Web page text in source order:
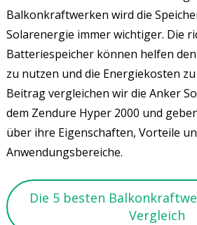
Balkonkraftwerken wird die
Solarenergie immer wichtiger. Die
Batteriespeicher können helfen
zu nutzen und die Energiekosten
Beitrag vergleichen wir die Anker
dem Zendure Hyper 2000 und
über ihre Eigenschaften, Vorteile
Anwendungsbereiche.
Die 5 besten
Vergleich